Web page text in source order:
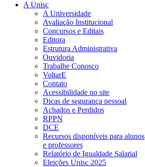
A Unisc
A Universidade
Avaliação Institucional
Concursos e Editais
Editora
Estrutura Administrativa
Ouvidoria
Trabalhe Conosco
VoltarE
Contato
Acessibilidade no site
Dicas de segurança pessoal
Achados e Perdidos
RPPN
DCE
Recursos disponíveis para alunos
e professores
Relatório de Igualdade Salarial
Eleições Unisc 2025